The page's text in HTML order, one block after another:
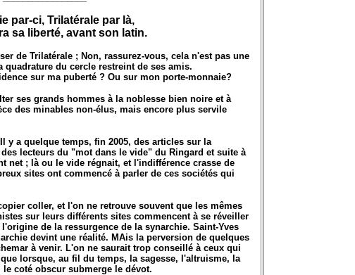
par-ci, Trilatérale par là,
sa liberté, avant son latin.
de Trilatérale ; Non, rassurez-vous, cela n'est pas une
du cercle restreint de ses amis.
sur ma puberté ? Ou sur mon porte-monnaie?
ses grands hommes à la noblesse bien noire et à
des minables non-élus, mais encore plus servile
y a quelque temps, fin 2005, des articles sur la
lecteurs du "mot dans le vide" du Ringard et suite à
net ; là ou le vide régnait, et l'indifférence crasse de
sites ont commencé à parler de ces sociétés qui
coller, et l'on ne retrouve souvent que les mêmes
sur leurs différents sites commencent à se réveiller
de la ressurgence de la synarchie. Saint-Yves
devint une réalité. MAis la perversion de quelques
à venir. L'on ne saurait trop conseillé à ceux qui
lorsque, au fil du temps, la sagesse, l'altruisme, la
coté obscur submerge le dévot.